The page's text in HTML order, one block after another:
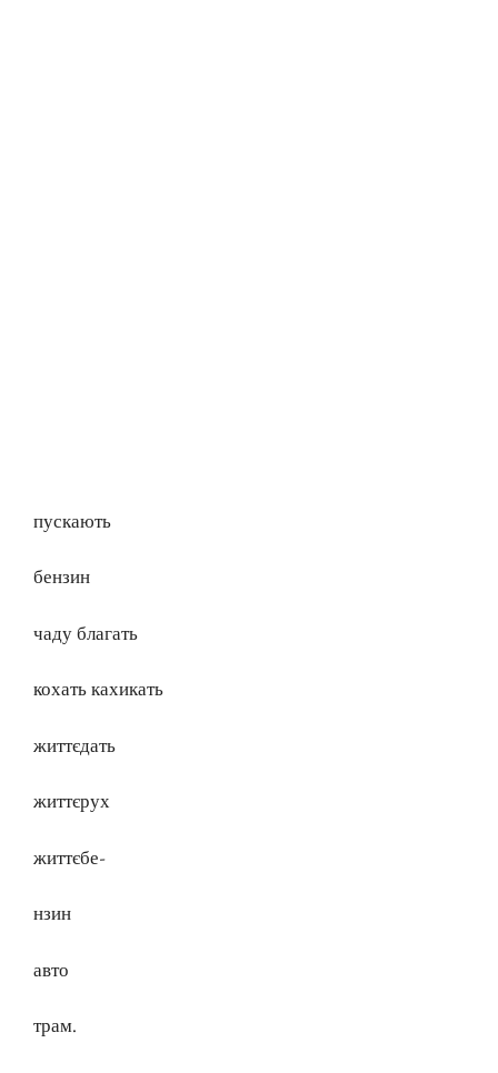
пускають
бензин
чаду благать
кохать кахикать
життєдать
життєрух
життєбе-
нзин
авто
трам.